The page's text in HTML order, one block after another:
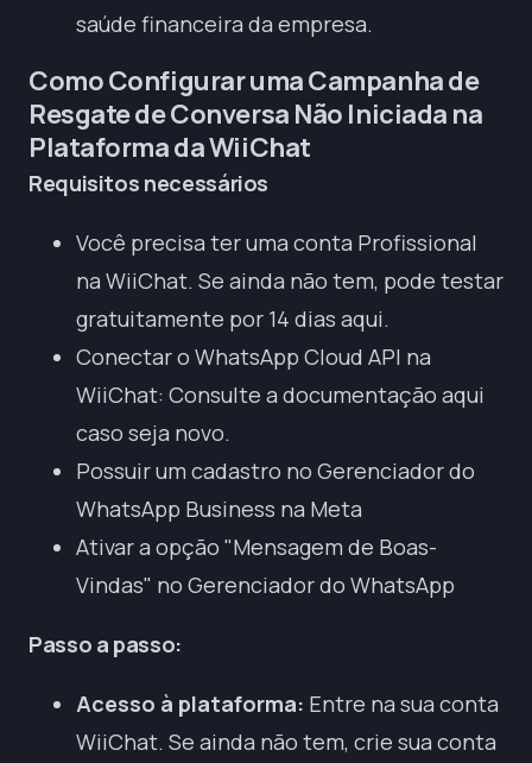
saúde financeira da empresa.
Como Configurar uma Campanha de
Resgate de Conversa Não Iniciada na
Plataforma da WiiChat
Requisitos necessários
Você precisa ter uma conta Profissional
na WiiChat. Se ainda não tem, pode testar
gratuitamente por 14 dias aqui.
Conectar o WhatsApp Cloud API na
WiiChat: Consulte a documentação aqui
caso seja novo.
Possuir um cadastro no Gerenciador do
WhatsApp Business na Meta
Ativar a opção "Mensagem de Boas-
Vindas" no Gerenciador do WhatsApp
Passo a passo:
Acesso à plataforma: Entre na sua conta
WiiChat. Se ainda não tem, crie sua conta